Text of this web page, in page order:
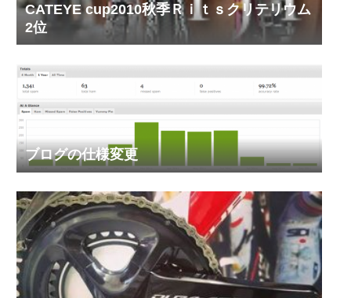
CATEYE cup2010秋季Ｒｉｔｓクリテリウム
2位
ブログの仕様変更